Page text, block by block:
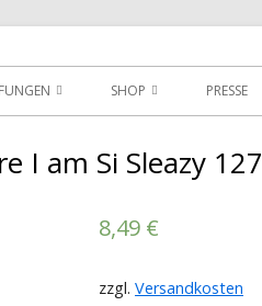
SHOP
MEIN KONTO
WARENKORB
PRESSE
I am Si Sleazy 127
8,49 €
zzgl. Versandkosten